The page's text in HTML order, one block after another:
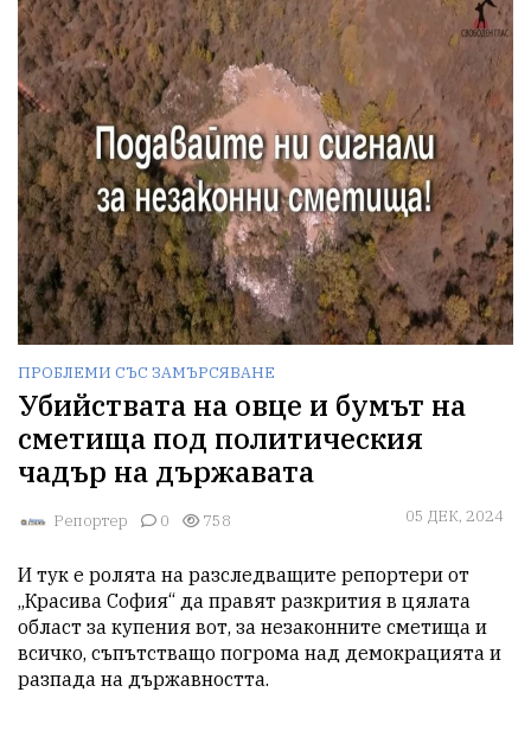
ПРОБЛЕМИ СЪС ЗАМЪРСЯВАНЕ
Убийствата на овце и бумът на
сметища под политическия
чадър на държавата
Репортер 0 758 05 ДЕК, 2024
И тук е ролята на разследващите репортери от
„Красива София“ да правят разкрития в цялата
област за купения вот, за незаконните сметища и
всичко, съпътстващо погрома над демокрацията и
разпада на държавността.